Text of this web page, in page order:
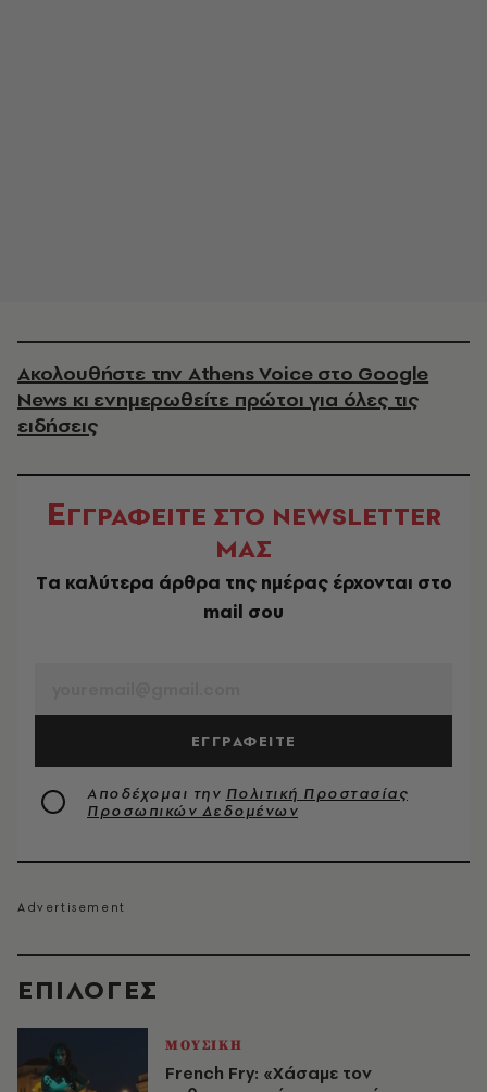
EΠΙΛΟΓΈΣ
ΜΟΥΣΙΚΗ
French Fry: «Χάσαμε τον
Ακολουθήστε την Athens Voice στο Google
News κι ενημερωθείτε πρώτοι για όλες τις
ειδήσεις
ΕΓΓΡΑΦΕΙΤΕ ΣΤΟ NEWSLETTER
ΜΑΣ
Tα καλύτερα άρθρα της ημέρας έρχονται στο
mail σου
ΕΓΓΡΑΦΕΙΤΕ
Αποδέχομαι την Πολιτική Προστασίας
Προσωπικών Δεδομένων